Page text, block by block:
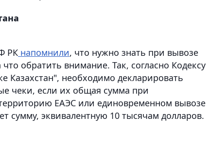
РК напомнили, что нужно знать при вывозе
обратить внимание. Так, согласно
Казахстан", необходимо декларировать
чеки, если их общая сумма при
ЕАЭС или единовременном вывозе
эквивалентную 10 тысячам долларов.